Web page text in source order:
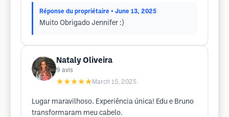
Réponse du propriétaire • June 13, 2025
Muito Obrigado Jennifer :)
Nataly Oliveira
9 avis
★★★★★ March 15, 2025
Lugar maravilhoso. Experiência única! Edu e Bruno
transformaram meu cabelo.